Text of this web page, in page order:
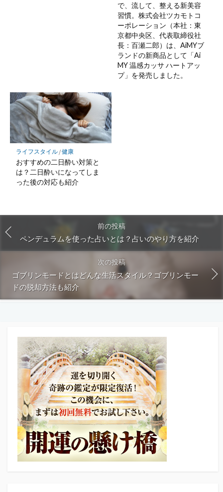
で、流して、整える新美容
習慣。株式会社ツカモトコ
ーポレーション（本社：東
京都中央区、代表取締役社
長：百瀬二郎）は、AiMYブ
ランドの新商品として「Ai
MY 温感カッサ ハートアッ
プ」を発売しました。
ライフスタイル/健康
おすすめの二日酔い対策と
は？二日酔いになってしま
った後の対応も紹介
前の投稿
ペンデュラムを使った占いとは？占いのやり方を紹介
次の投稿
ゴブリンモードとはどんな生活スタイル？ゴブリンモー
ドの脱却方法も紹介